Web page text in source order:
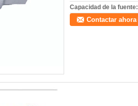
Capacidad de la fuente:
Contactar ahora